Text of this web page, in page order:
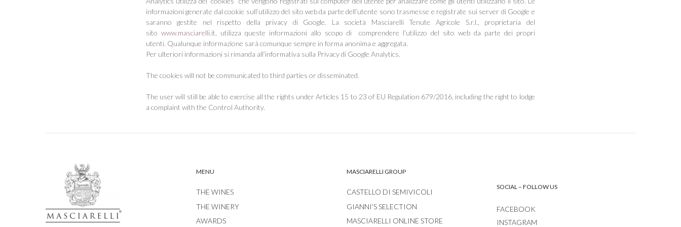
informazioni generate dal cookie sull’utilizzo del sito web da parte dell’utente sono trasmesse e registrate sui server di Google e
saranno gestite nel rispetto della privacy di Google. La società Masciarelli Tenute Agricole S.r.l., proprietaria del
sito www.masciarelli.it , utilizza queste informazioni allo scopo di comprendere l’utilizzo del sito web da parte dei propri
utenti. Qualunque informazione sarà comunque sempre in forma anonima e aggregata.
Per ulteriori informazioni si rimanda all’informativa sulla Privacy di Google Analytics.
The cookies will not be communicated to third parties or disseminated.
The user will still be able to exercise all the rights under Articles 15 to 23 of EU Regulation 679/2016, including the right to lodge
a complaint with the Control Authority.
MENU
THE WINES
THE WINERY
AWARDS
MASCIARELLI GROUP
CASTELLO DI SEMIVICOLI
GIANNI’S SELECTION
MASCIARELLI ONLINE STORE
SOCIAL – FOLLOW US
FACEBOOK
INSTAGRAM